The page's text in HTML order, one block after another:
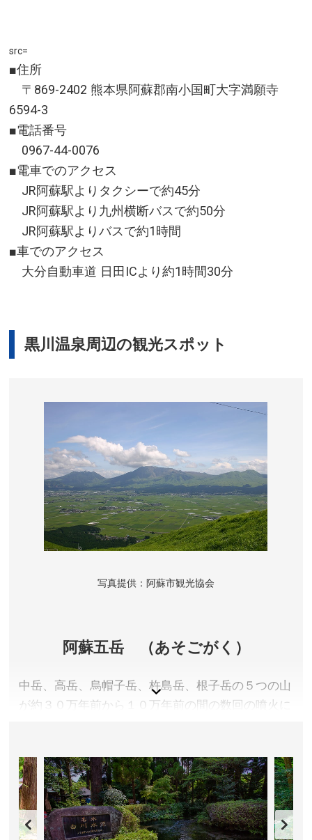
src=
■住所
〒869-2402 熊本県阿蘇郡南小国町大字満願寺
6594-3
■電話番号
0967-44-0076
■電車でのアクセス
JR阿蘇駅よりタクシーで約45分
JR阿蘇駅より九州横断バスで約50分
JR阿蘇駅よりバスで約1時間
■車でのアクセス
大分自動車道 日田ICより約1時間30分
黒川温泉周辺の観光スポット
写真提供：阿蘇市観光協会
阿蘇五岳 （あそごがく）
中岳、高岳、烏帽子岳、杵島岳、根子岳の５つの山
が約３０万年前から１０万年前の間の数回の噴火に
眺める五岳は、お釈迦様の寝姿に似ていることから
「阿蘇の涅槃像」とも呼ばれています。
熊本県阿蘇市
アクセス／JR豊肥本線 阿蘇駅下車、九州自動車道 熊本